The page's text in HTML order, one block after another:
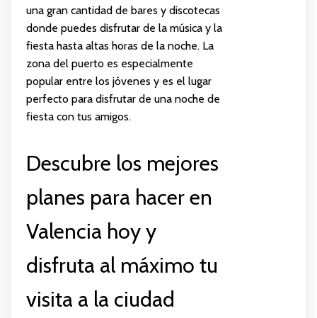
una gran cantidad de bares y discotecas
donde puedes disfrutar de la música y la
fiesta hasta altas horas de la noche. La
zona del puerto es especialmente
popular entre los jóvenes y es el lugar
perfecto para disfrutar de una noche de
fiesta con tus amigos.
Descubre los mejores
planes para hacer en
Valencia hoy y
disfruta al máximo tu
visita a la ciudad